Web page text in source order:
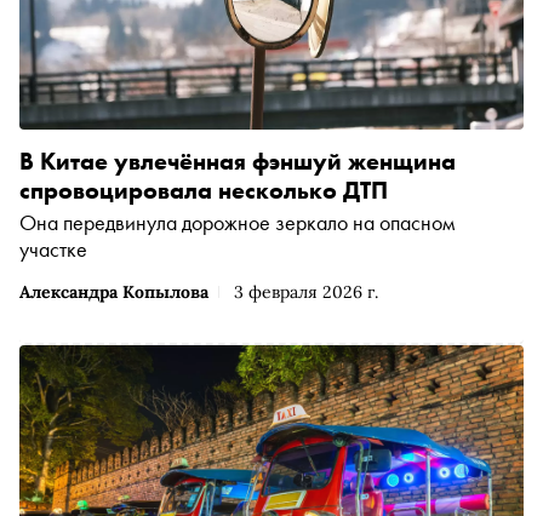
Александра Копылова 3 февраля 2026 г.
В Китае увлечённая фэншуй женщина
спровоцировала несколько ДТП
Она передвинула дорожное зеркало на опасном
участке